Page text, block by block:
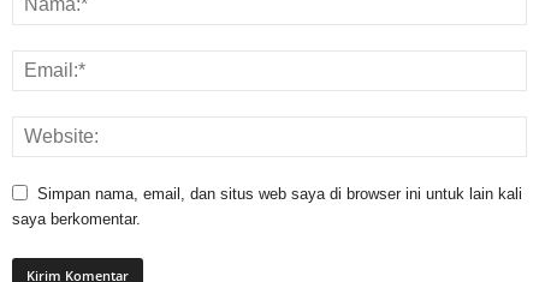
Simpan nama, email, dan situs web saya di browser ini untuk lain kali
saya berkomentar.